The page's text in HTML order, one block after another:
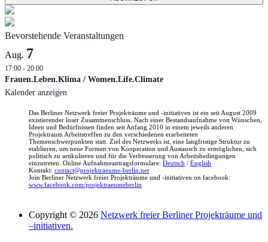
Bevorstehende Veranstaltungen
Aug. 7
17:00 - 20:00
Frauen.Leben.Klima / Women.Life.Climate
Kalender anzeigen
Das Berliner Netzwerk freier Projekträume und -initiativen ist ein seit August 2009
existierender loser Zusammenschluss. Nach einer Bestandsaufnahme von Wünschen,
Ideen und Bedürfnissen finden seit Anfang 2010 in einem jeweils anderen
Projektraum Arbeitstreffen zu den verschiedenen erarbeiteten
Themenschwerpunkten statt. Ziel des Netzwerks ist, eine langfristige Struktur zu
etablieren, um neue Formen von Kooperation und Austausch zu ermöglichen, sich
politisch zu artikulieren und für die Verbesserung von Arbeitsbedingungen
einzutreten. Online Aufnahmeantragsformulare: Deutsch / English
Kontakt: contact@projektraeume-berlin.net
Join Berliner Netzwerk freier Projekträume und -initiativen on facebook:
www.facebook.com/projektraeumeberlin
Copyright © 2026 Netzwerk freier Berliner Projekträume und
–initiativen.